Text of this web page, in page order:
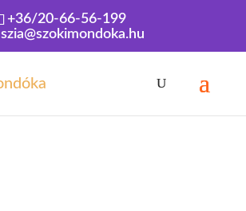
+36/20-66-56-199
szia@szokimondoka.hu